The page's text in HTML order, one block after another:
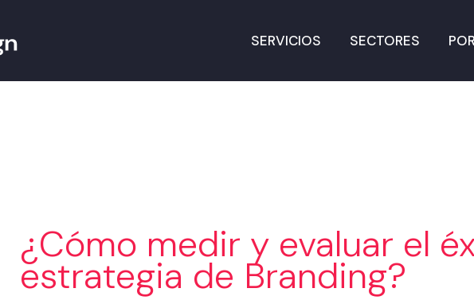
SERVICIOS SECTORES
¿Cómo medir y evaluar el
estrategia de Branding?